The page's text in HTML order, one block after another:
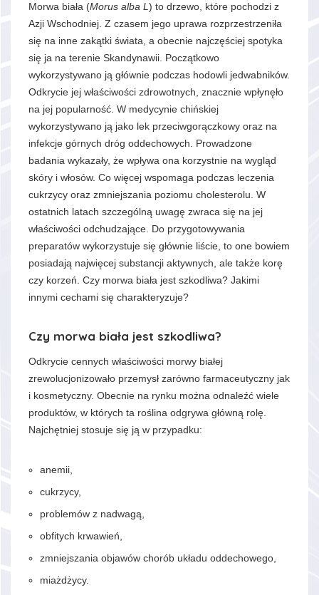
Morwa biała (Morus alba L ) to drzewo, które pochodzi z
Azji Wschodniej. Z czasem jego uprawa rozprzestrzeniła
się na inne zakątki świata, a obecnie najczęściej spotyka
się ja na terenie Skandynawii. Początkowo
wykorzystywano ją głównie podczas hodowli jedwabników.
Odkrycie jej właściwości zdrowotnych, znacznie wpłynęło
na jej popularność. W medycynie chińskiej
wykorzystywano ją jako lek przeciwgorączkowy oraz na
infekcje górnych dróg oddechowych. Prowadzone
badania wykazały, że wpływa ona korzystnie na wygląd
skóry i włosów. Co więcej wspomaga podczas leczenia
cukrzycy oraz zmniejszania poziomu cholesterolu. W
ostatnich latach szczególną uwagę zwraca się na jej
właściwości odchudzające. Do przygotowywania
preparatów wykorzystuje się głównie liście, to one bowiem
posiadają najwięcej substancji aktywnych, ale także korę
czy korzeń. Czy morwa biała jest szkodliwa? Jakimi
innymi cechami się charakteryzuje?
Czy morwa biała jest szkodliwa?
Odkrycie cennych właściwości morwy białej
zrewolucjonizowało przemysł zarówno farmaceutyczny jak
i kosmetyczny. Obecnie na rynku można odnaleźć wiele
produktów, w których ta roślina odgrywa główną rolę.
Najchętniej stosuje się ją w przypadku:
anemii,
cukrzycy,
problemów z nadwagą,
obfitych krwawień,
zmniejszania objawów chorób układu oddechowego,
miażdżycy.